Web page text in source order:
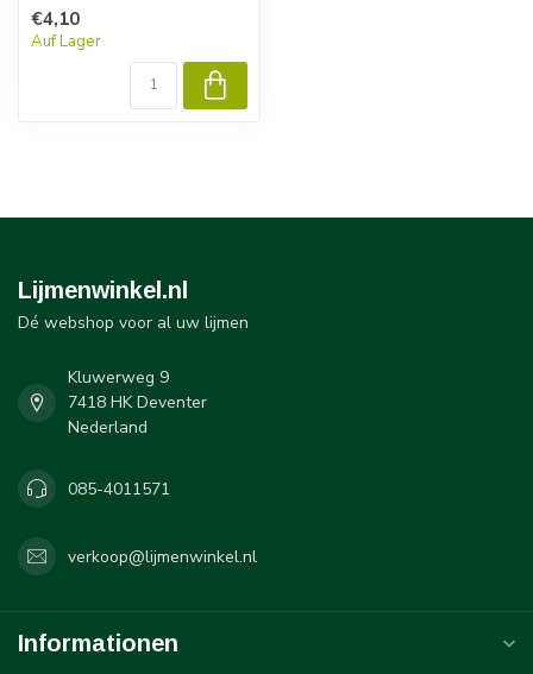
€4,10
Auf Lager
Lijmenwinkel.nl
Dé webshop voor al uw lijmen
Kluwerweg 9
7418 HK Deventer
Nederland
085-4011571
verkoop@lijmenwinkel.nl
Informationen